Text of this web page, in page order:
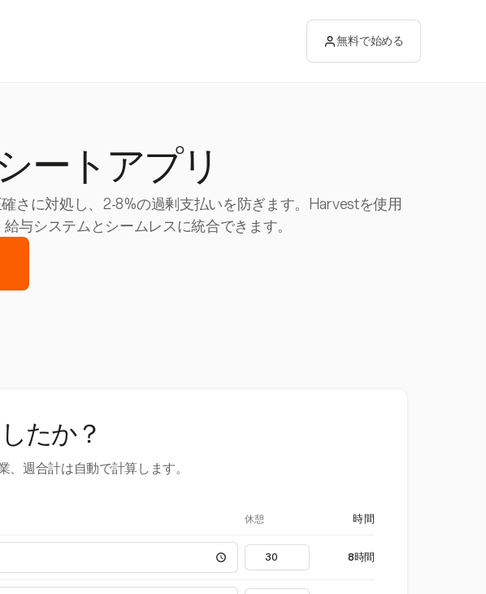
無料で始める
ートアプリ
さに対処し、2-8%の過剰支払いを防ぎます。Harvestを使用
与システムとシームレスに統合できます。
たか？
週合計は自動で計算します。
休憩 時間
8時間